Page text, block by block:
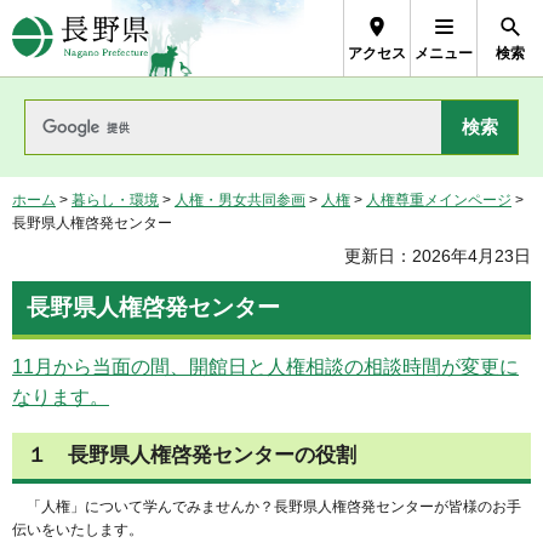
長野県Nagano Prefecture
アクセス メニュー 検索
ホーム > 暮らし・環境 > 人権・男女共同参画 > 人権 > 人権尊重メインページ >
長野県人権啓発センター
更新日：2026年4月23日
長野県人権啓発センター
11月から当面の間、開館日と人権相談の相談時間が変更に
なります。
１ 長野県人権啓発センターの役割
「人権」について学んでみませんか？長野県人権啓発センターが皆様のお手
伝いをいたします。